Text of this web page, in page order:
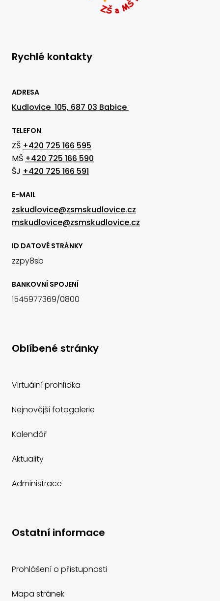
Rychlé kontakty
ADRESA
Kudlovice 105, 687 03 Babice
TELEFON
ZŠ +420 725 166 595
MŠ +420 725 166 590
ŠJ +420 725 166 591
E-MAIL
zskudlovice@zsmskudlovice.cz
mskudlovice@zsmskudlovice.cz
ID DATOVÉ STRÁNKY
zzpy8sb
BANKOVNÍ SPOJENÍ
1545977369/0800
Oblíbené stránky
Virtuální prohlídka
Nejnovější fotogalerie
Kalendář
Aktuality
Administrace
Ostatní informace
Prohlášení o přístupnosti
Mapa stránek